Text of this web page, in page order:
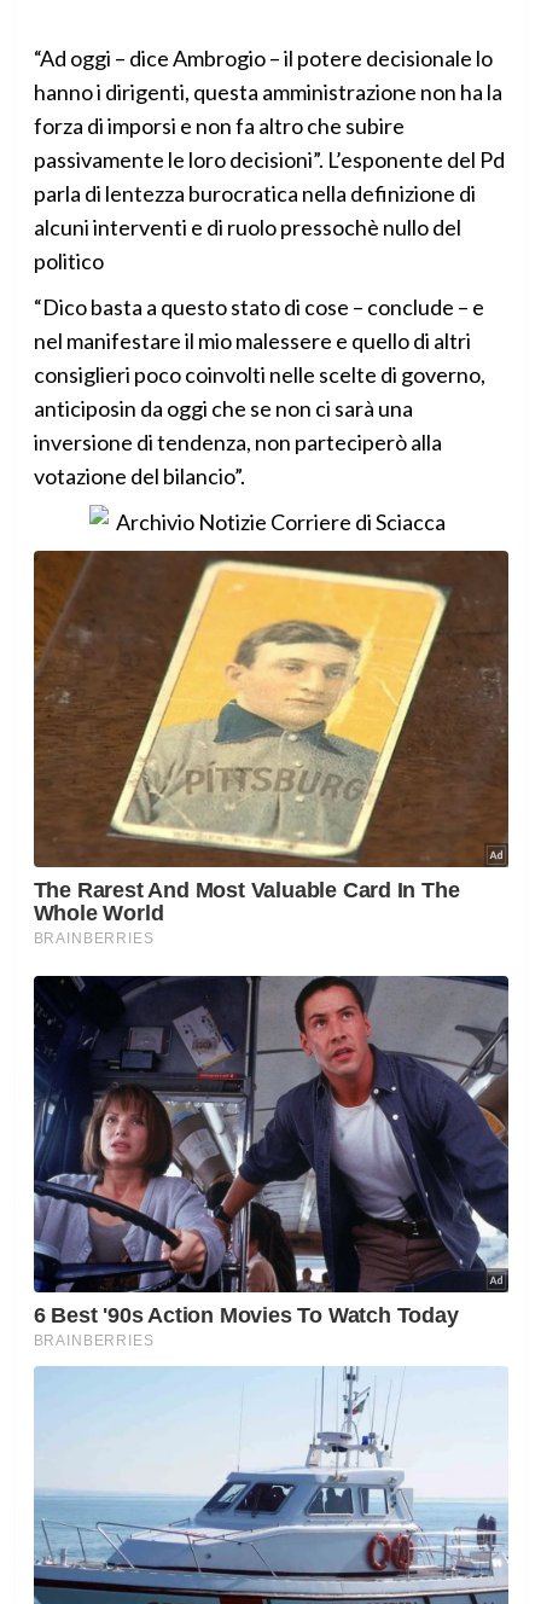
“Ad oggi – dice Ambrogio – il potere decisionale lo
hanno i dirigenti, questa amministrazione non ha la
forza di imporsi e non fa altro che subire
passivamente le loro decisioni”. L’esponente del Pd
parla di lentezza burocratica nella definizione di
alcuni interventi e di ruolo pressochè nullo del
politico
“Dico basta a questo stato di cose – conclude – e
nel manifestare il mio malessere e quello di altri
consiglieri poco coinvolti nelle scelte di governo,
anticiposin da oggi che se non ci sarà una
inversione di tendenza, non parteciperò alla
votazione del bilancio”.